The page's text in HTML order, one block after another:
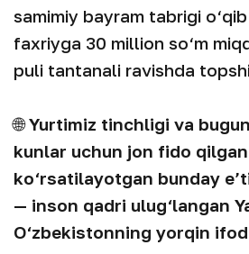
samimiy bayram tabrigi
faxriyga 30 million so‘m
puli tantanali ravishda
🌐Yurtimiz tinchligi va
kunlar uchun jon fido
ko‘rsatilayotgan bunday
— inson qadri ulug‘langan
O‘zbekistonning yorqin